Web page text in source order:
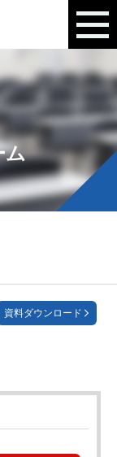
ム
資料ダウンロード